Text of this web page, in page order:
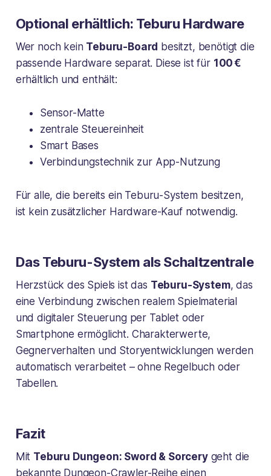
Optional erhältlich: Teburu Hardware
Wer noch kein Teburu-Board besitzt, benötigt die
passende Hardware separat. Diese ist für 100 €
erhältlich und enthält:
Sensor-Matte
zentrale Steuereinheit
Smart Bases
Verbindungstechnik zur App-Nutzung
Für alle, die bereits ein Teburu-System besitzen,
ist kein zusätzlicher Hardware-Kauf notwendig.
Das Teburu-System als Schaltzentrale
Herzstück des Spiels ist das Teburu-System, das
eine Verbindung zwischen realem Spielmaterial
und digitaler Steuerung per Tablet oder
Smartphone ermöglicht. Charakterwerte,
Gegnerverhalten und Storyentwicklungen werden
automatisch verarbeitet – ohne Regelbuch oder
Tabellen.
Fazit
Mit Teburu Dungeon: Sword & Sorcerygeht die
bekannte Dungeon-Crawler-Reihe einen